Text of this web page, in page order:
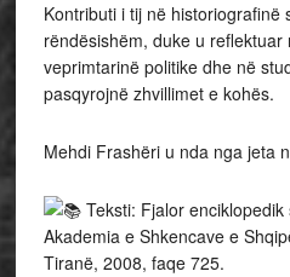
Kontributi i tij në historiografinë
rëndësishëm, duke u reflektuar
veprimtarinë politike dhe në
pasqyrojnë zhvillimet e kohës.
Mehdi Frashëri u nda nga jeta
Teksti: Fjalor enciklopedik
Akademia e Shkencave e
Tiranë, 2008, faqe 725.